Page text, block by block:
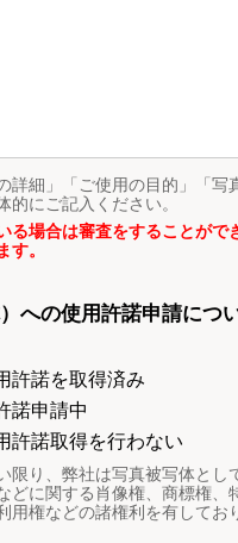
詳細」「ご使用の目的」「写
的にご記入ください。
る場合は審査をすることがで
す。
への使用許諾申請につ
許諾を取得済み
諾申請中
許諾取得を行わない
限り、弊社は写真被写体とし
どに関する肖像権、商標権、
用権などの諸権利を有してお